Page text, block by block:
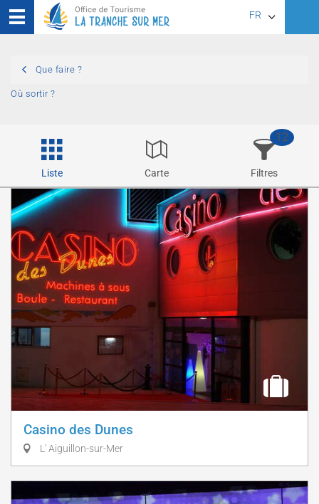
FR
Que faire ?
Où sortir ?
Liste Carte Filtres
12
Casino des Dunes
L' Aiguillon-sur-Mer